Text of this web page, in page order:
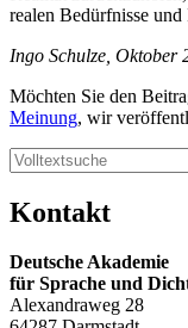
realen Bedürfnisse
Ingo Schulze, Oktober
Möchten Sie den
Meinung, wir
Kontakt
Deutsche Akademie
für Sprache und
Alexandraweg 28